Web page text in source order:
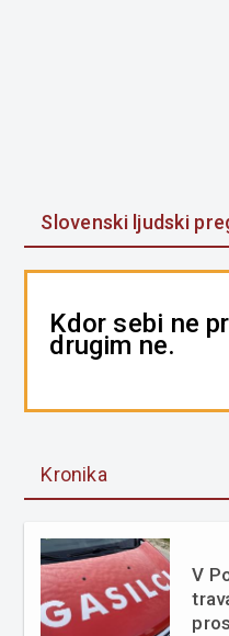
Slovenski ljudski
Kdor sebi ne
drugim ne.
Kronika
V